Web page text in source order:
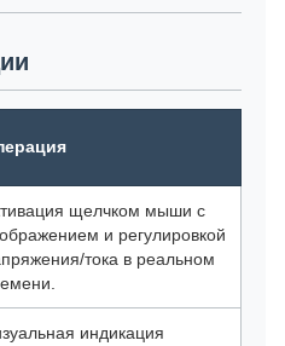
щелчком мыши с
и регулировкой
тока в реальном
индикация